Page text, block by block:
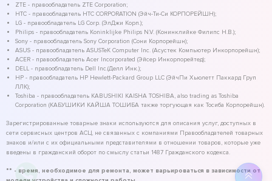
ZTE - правообладатель ZTE Corporation;
HTC - правообладатель HTC CORPORATION (Эйч-Ти-Си КОРПОРЕЙШН);
LG - правообладатель LG Corp. (ЭлДжи Корп.);
Philips - правообладатель Koninklijke Philips N.V. (Конинклийке Филипс Н.В.);
Sony - правообладатель Sony Corporation (Сони Корпорейшн);
ASUS - правообладатель ASUSTeK Computer Inc. (Асустек Компьютер Инкорпорейшн);
ACER - правообладатель Acer Incorporated (Эйсер Инкорпорейтед);
DELL - правообладатель Dell Inc.(Делл Инк.);
HP - правообладатель HP Hewlett-Packard Group LLC (ЭйчПи Хьюлетт Паккард Груп
ЛЛК);
Toshiba - правообладатель KABUSHIKI KAISHA TOSHIBA, also trading as Toshiba
Corporation (КАБУШИКИ КАЙША ТОШИБА также торгующая как Тосиба Корпорейшн).
Зарегистрированные товарные знаки используются для описания услуг, доступных в
сети сервисных центров АСЦ, не связанных с компаниями Правообладателей товарных
знаков и/или с их официальными представителями в отношении товаров, которые уже
введены в гражданский оборот по смыслу статьи 1487 Гражданского кодекса.
** - время, необходимое для ремонта, может варьироваться в зависимости от